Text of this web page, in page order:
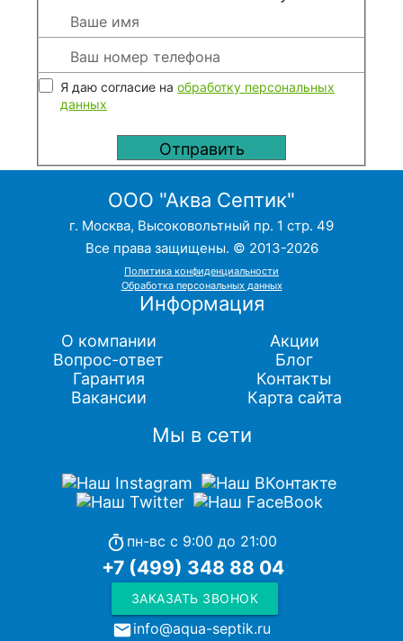
Я даю согласие наобработку персональных
данных
ООО "Аква Септик"
г. Москва, Высоковольтный пр. 1 стр. 49
Все права защищены. © 2013-2026
Политика конфиденциальности
Обработка персональных данных
Информация
О компании
Вопрос-ответ
Гарантия
Вакансии
Акции
Блог
Контакты
Карта сайта
Мы в сети
timer пн-вс с 9:00 до 21:00
+7 (499) 348 88 04
ЗАКАЗАТЬ ЗВОНОК
local_post_officeinfo@aqua-septik.ru